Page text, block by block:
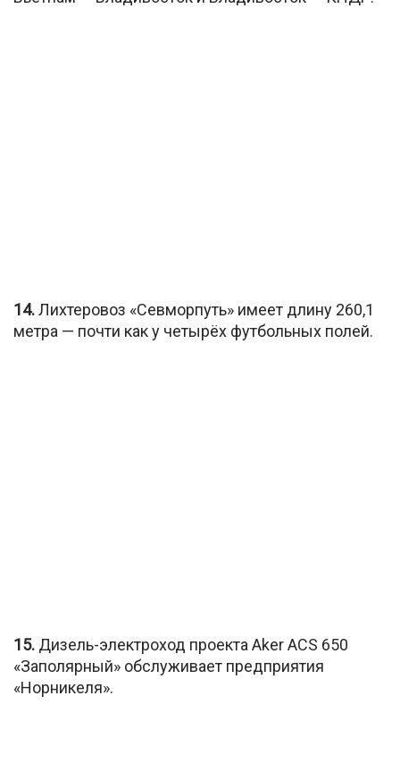
14.Лихтеровоз «Севморпуть» имеет длину 260,1
метра — почти как у четырёх футбольных полей.
15. Дизель-электроход проекта Aker ACS 650
«Заполярный» обслуживает предприятия
«Норникеля».